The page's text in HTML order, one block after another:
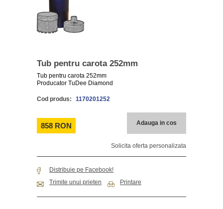
Tub pentru carota 252mm
Tub pentru carota 252mm
Producator TuDee Diamond
Cod produs: 1170201252
858 RON Adauga in cos
Solicita oferta personalizata
Distribuie pe Facebook!
Trimite unui prieten
Printare